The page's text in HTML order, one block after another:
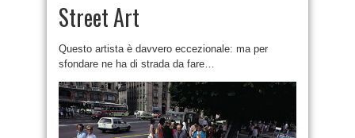
Street Art
Questo artista è davvero eccezionale: ma per
sfondare ne ha di strada da fare…